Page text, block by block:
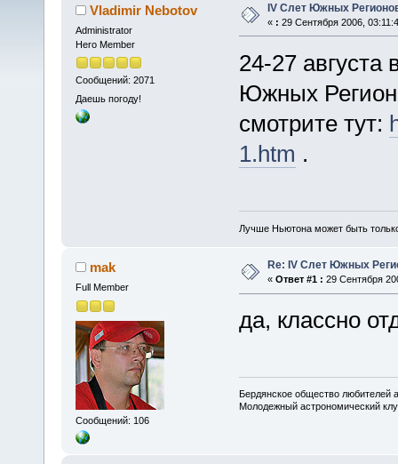
Vladimir Nebotov
Administrator
Hero Member
Сообщений: 2071
Даешь погоду!
IV Слет Южных
« : 29 Сентября 2006,
24-27
Южных
смотрите тут:
1.htm .
Лучше Ньютона может быть
mak
Full Member
Сообщений: 106
Re: IV Слет Южных
« Ответ #1 : 29 Сентября
да, классно
Бердянское общество любителей
Молодежный астрономический